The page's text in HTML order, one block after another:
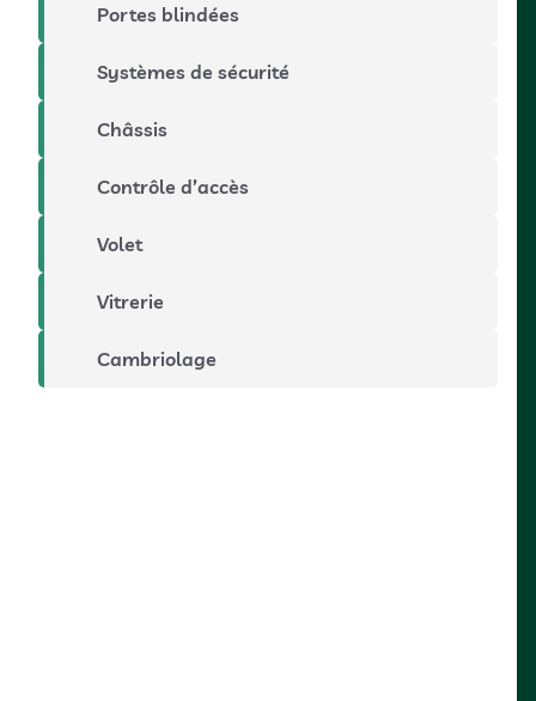
Portes blindées
Systèmes de sécurité
Châssis
Contrôle d’accès
Volet
Vitrerie
Cambriolage